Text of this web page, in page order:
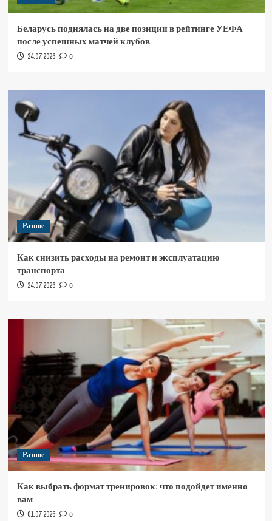
Беларусь поднялась на две позиции в рейтинге УЕФА
после успешных матчей клубов
24.07.2026 0
Разное
Как снизить расходы на ремонт и эксплуатацию
транспорта
24.07.2026 0
Разное
Как выбрать формат тренировок: что подойдет именно
вам
01.07.2026 0